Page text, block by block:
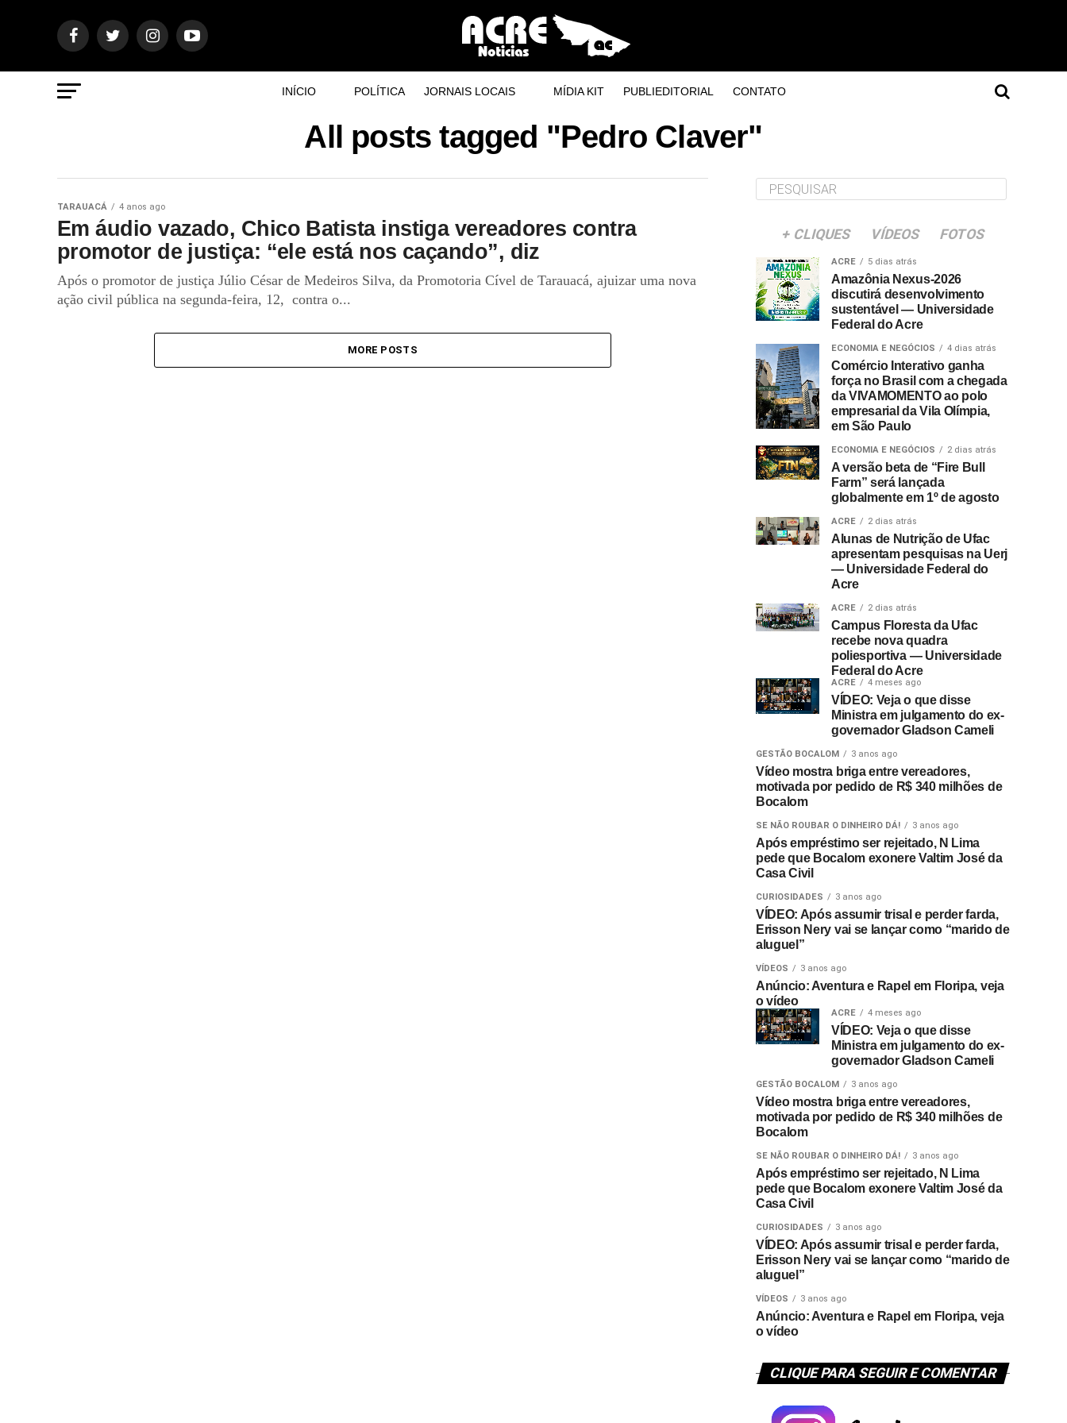
INÍCIO POLÍTICA JORNAIS LOCAIS MÍDIA KIT PUBLIEDITORIAL CONTATO
All posts tagged "Pedro Claver"
TARAUACÁ 4 anos ago
Em áudio vazado, Chico Batista instiga vereadores contra
promotor de justiça: “ele está nos caçando”, diz
Após o promotor de justiça Júlio César de Medeiros Silva, da Promotoria Cível de Tarauacá, ajuizar uma nova
ação civil pública na segunda-feira, 12, contra o...
MORE POSTS
+ CLIQUES VÍDEOS FOTOS
ACRE 5 dias atrás
Amazônia Nexus-2026
discutirá desenvolvimento
sustentável — Universidade
Federal do Acre
ECONOMIA E NEGÓCIOS 4 dias atrás
Comércio Interativo ganha
força no Brasil com a chegada
da VIVAMOMENTO ao polo
empresarial da Vila Olímpia,
em São Paulo
ECONOMIA E NEGÓCIOS 2 dias atrás
A versão beta de “Fire Bull
Farm” será lançada
globalmente em 1º de agosto
ACRE 2 dias atrás
Alunas de Nutrição de Ufac
apresentam pesquisas na Uerj
— Universidade Federal do
Acre
ACRE 2 dias atrás
Campus Floresta da Ufac
recebe nova quadra
poliesportiva — Universidade
Federal do Acre
ACRE 4 meses ago
VÍDEO: Veja o que disse
Ministra em julgamento do ex-
governador Gladson Cameli
GESTÃO BOCALOM 3 anos ago
Vídeo mostra briga entre vereadores,
motivada por pedido de R$ 340 milhões de
Bocalom
SE NÃO ROUBAR O DINHEIRO DÁ! 3 anos ago
Após empréstimo ser rejeitado, N Lima
pede que Bocalom exonere Valtim José da
Casa Civil
CURIOSIDADES 3 anos ago
VÍDEO: Após assumir trisal e perder farda,
Erisson Nery vai se lançar como “marido de
aluguel”
VÍDEOS 3 anos ago
Anúncio: Aventura e Rapel em Floripa, veja
o vídeo
ACRE 4 meses ago
VÍDEO: Veja o que disse
Ministra em julgamento do ex-
governador Gladson Cameli
GESTÃO BOCALOM 3 anos ago
Vídeo mostra briga entre vereadores,
motivada por pedido de R$ 340 milhões de
Bocalom
SE NÃO ROUBAR O DINHEIRO DÁ! 3 anos ago
Após empréstimo ser rejeitado, N Lima
pede que Bocalom exonere Valtim José da
Casa Civil
CURIOSIDADES 3 anos ago
VÍDEO: Após assumir trisal e perder farda,
Erisson Nery vai se lançar como “marido de
aluguel”
VÍDEOS 3 anos ago
Anúncio: Aventura e Rapel em Floripa, veja
o vídeo
CLIQUE PARA SEGUIR E COMENTAR